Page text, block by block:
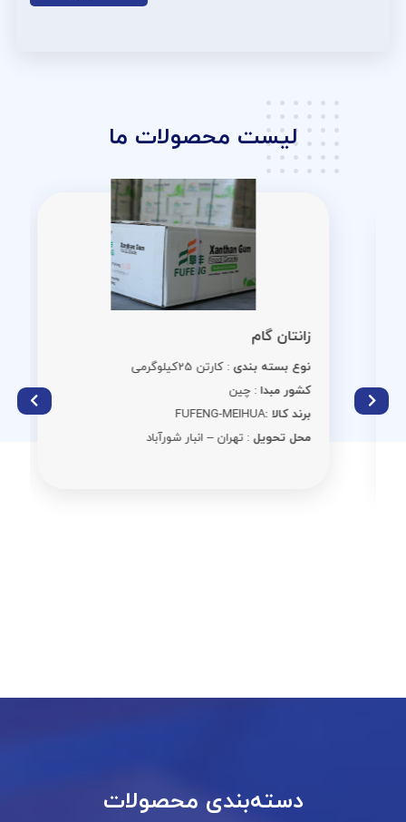
لیست محصولات ما
زانتان گام
نوع بسته بندی: کارتن 25کیلوگرمی
کشور مبدا: چین
برند کالا :FUFENG-MEIHUA
محل تحویل: تهران – انبار شورآباد
دسته‌بندی محصولات